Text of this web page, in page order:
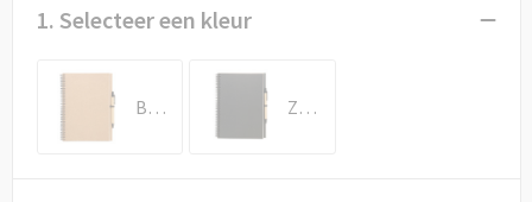
Autotassen
1. Selecteer een kleur
Beige Zwart